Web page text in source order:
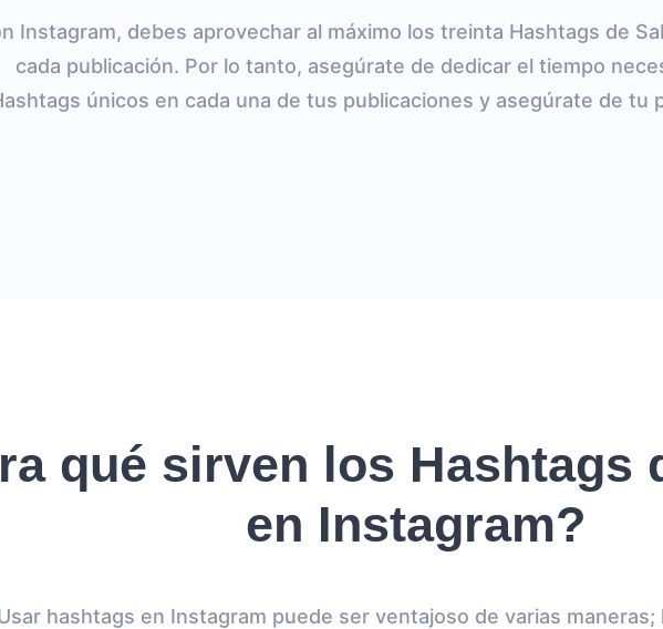
Instagram, debes aprovechar al máximo los treinta Hashtags de
cada publicación. Por lo tanto, asegúrate de dedicar el tiempo
únicos en cada una de tus publicaciones y asegúrate de tu
qué sirven los Hashtags
en Instagram?
hashtags en Instagram puede ser ventajoso de varias maneras;